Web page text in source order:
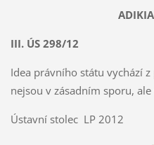
III. ÚS 298/12
Idea právního státu vychází
nejsou v zásadním sporu,
Ústavní stolec LP 2012